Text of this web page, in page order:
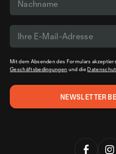
Mit dem Absenden des Formulars
Geschäftsbedingungen und die